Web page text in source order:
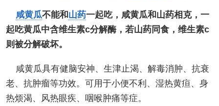
咸黄瓜不能和 山药一起吃，咸黄瓜和山药相克，一
起吃黄瓜中含维生素c分解酶，若山药同食，维生素c
则被分解破坏。
咸黄瓜具有健脑安神、生津止渴、解毒消肿、抗衰
老、抗肿瘤等功效。可用于小便不利、湿热黄疸、身
热烦渴、风热眼疾、咽喉肿痛等症。